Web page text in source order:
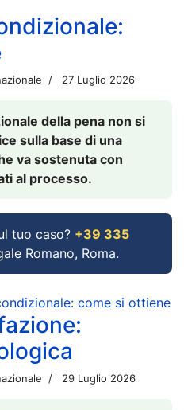
27 Luglio 2026
della pena non si
sulla base di una
va sostenuta con
al processo.
tuo caso? +39 335
Romano, Roma.
come si ottiene
29 Luglio 2026